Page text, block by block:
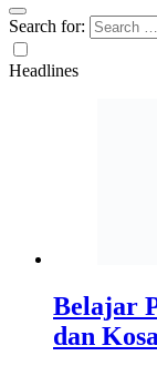
Search for:
Headlines
Belajar
dan